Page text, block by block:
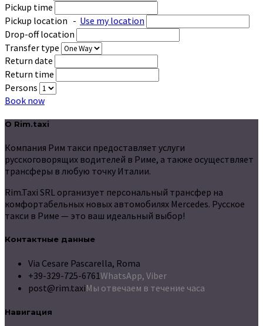
Pickup time
Pickup location - Use my location
Drop-off location
Transfer type
Return date
Return time
Persons
Book now
О Rim.taxi
Компания Рим такси предоставляет услуги
русскоговорящих водителей в Риме, а также осуществляет
трансферы в любую точку Италии.
Rim.Taxi SRL организует персональный трансфер на
комфортабельных новых автомобилях Mercedes. Русское
такси в Риме — это ваш идеальный выбор!
Контактные данные
Via Cesare Pascarella, Roma
+39-329-725-6761WhatsApp, Viber
post@rim.taxiМы отвечаем в течение часа
Навигация